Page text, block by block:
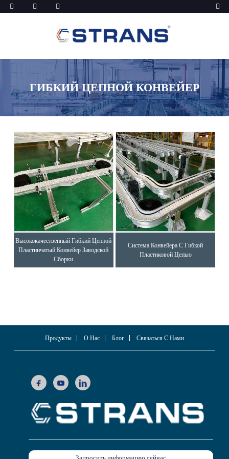
ГИБКИЙ ЦЕПНОЙ КОНВЕЙЕР
Высококачественный Гибкий Цепной
Пластинчатый Конвейер Заводской
Сборки
Система Конвейера С Гибкой
Пластиковой Цепью
Продукты О Нас Блог Связаться С Нами